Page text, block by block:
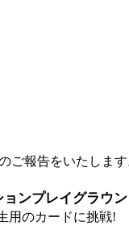
ご報告をいたします
ンプレイグラウ
用のカードに挑戦!